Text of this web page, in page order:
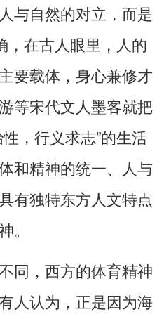
与自然的对立，而是
，在古人眼里，人的
要载体，身心兼修才
等宋代文人墨客就把
，行义求志”的生活
和精神的统一、人与
有独特东方人文特点
。
，西方的体育精神
人认为，正是因为海